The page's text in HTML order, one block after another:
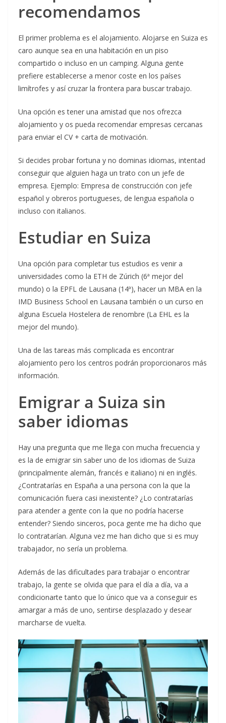
recomendamos
El primer problema es el alojamiento. Alojarse en Suiza es
caro aunque sea en una habitación en un piso
compartido o incluso en un camping. Alguna gente
prefiere establecerse a menor coste en los países
limítrofes y así cruzar la frontera para buscar trabajo.
Una opción es tener una amistad que nos ofrezca
alojamiento y os pueda recomendar empresas cercanas
para enviar el CV + carta de motivación.
Si decides probar fortuna y no dominas idiomas, intentad
conseguir que alguien haga un trato con un jefe de
empresa. Ejemplo: Empresa de construcción con jefe
español y obreros portugueses, de lengua española o
incluso con italianos.
Estudiar en Suiza
Una opción para completar tus estudios es venir a
universidades como la ETH de Zúrich (6ª mejor del
mundo) o la EPFL de Lausana (14ª), hacer un MBA en la
IMD Business School en Lausana también o un curso en
alguna Escuela Hostelera de renombre (La EHL es la
mejor del mundo).
Una de las tareas más complicada es encontrar
alojamiento pero los centros podrán proporcionaros más
información.
Emigrar a Suiza sin
saber idiomas
Hay una pregunta que me llega con mucha frecuencia y
es la de emigrar sin saber uno de los idiomas de Suiza
(principalmente alemán, francés e italiano) ni en inglés.
¿Contratarías en España a una persona con la que la
comunicación fuera casi inexistente? ¿Lo contratarías
para atender a gente con la que no podría hacerse
entender? Siendo sinceros, poca gente me ha dicho que
lo contratarían. Alguna vez me han dicho que si es muy
trabajador, no sería un problema.
Además de las dificultades para trabajar o encontrar
trabajo, la gente se olvida que para el día a día, va a
condicionarte tanto que lo único que va a conseguir es
amargar a más de uno, sentirse desplazado y desear
marcharse de vuelta.